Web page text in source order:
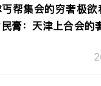
帮集会的穷奢极欲
膏： 天津上合会的